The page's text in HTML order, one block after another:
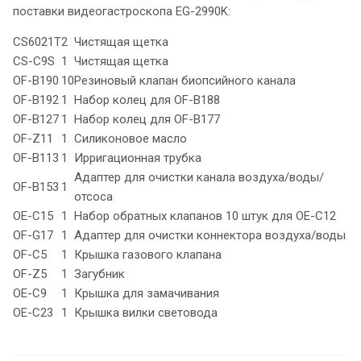
поставки видеогастроскопа EG-2990K:
CS6021T2 Чистящая щетка
CS-C9S 1
Чистящая щетка
OF-B190 10Резиновый клапан биопсийного канала
OF-B192 1
Набор колец для OF-B188
OF-B127 1
Набор колец для OF-B177
OF-Z11
1
Силиконовое масло
OF-B113 1
Ирригационная трубка
OF-B153 1
Адаптер для очистки канала воздуха/воды/
отсоса
OE-C15
1
Набор обратных клапанов 10 штук для OE-C12
OF-G17
1
Адаптер для очистки коннектора воздуха/воды
OF-C5
1
Крышка газового клапана
OF-Z5
1
Загубник
OE-C9
1
Крышка для замачивания
OE-C23
1 Крышка вилки световода